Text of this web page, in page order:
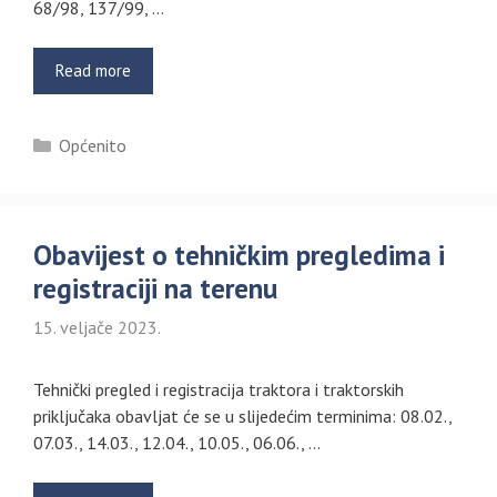
68/98, 137/99, …
Read more
Kategorije
Općenito
Obavijest o tehničkim pregledima i
registraciji na terenu
15. veljače 2023.
Tehnički pregled i registracija traktora i traktorskih
priključaka obavljat će se u slijedećim terminima: 08.02.,
07.03., 14.03., 12.04., 10.05., 06.06., …